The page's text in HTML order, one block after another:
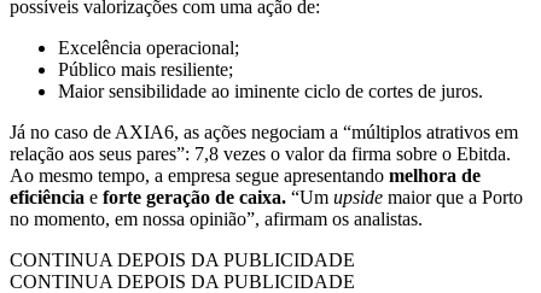
possíveis valorizações com uma ação de:
Excelência operacional;
Público mais resiliente;
Maior sensibilidade ao iminente ciclo de cortes de juros.
Já no caso de AXIA6, as ações negociam a “múltiplos atrativos em
relação aos seus pares”: 7,8 vezes o valor da firma sobre o Ebitda.
Ao mesmo tempo, a empresa segue apresentando melhora de
eficiência e forte geração de caixa. “Um upside maior que a Porto
no momento, em nossa opinião”, afirmam os analistas.
CONTINUA DEPOIS DA PUBLICIDADE
CONTINUA DEPOIS DA PUBLICIDADE